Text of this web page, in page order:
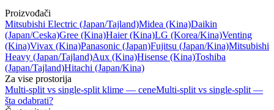
Proizvođači
Mitsubishi Electric (Japan/Tajland)Midea (Kina)Daikin
(Japan/Ceska)Gree (Kina)Haier (Kina)LG (Korea/Kina)Venting
(Kina)Vivax (Kina)Panasonic (Japan)Fujitsu (Japan/Kina)Mitsubishi
Heavy (Japan/Tajland)Aux (Kina)Hisense (Kina)Toshiba
(Japan/Tajland)Hitachi (Japan/Kina)
Za vise prostorija
Multi-split vs single-split klime — ceneMulti-split vs single-split —
šta odabrati?